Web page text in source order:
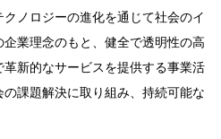
ノロジーの進化を通じて社会のイ
業理念のもと、健全で透明性の高
新的なサービスを提供する事業活
課題解決に取り組み、持続可能な